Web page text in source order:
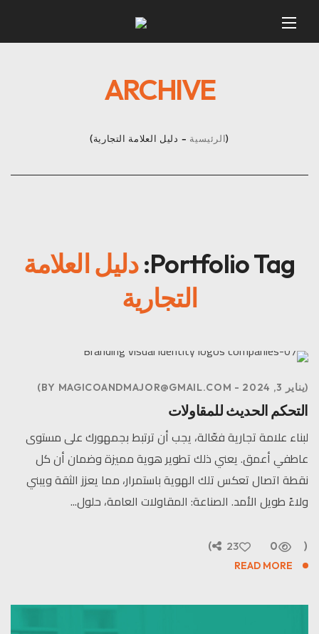
ARCHIVE
الرئيسية دليل العلامة التجارية
Portfolio Tag: دليل العلامة
التجارية
يناير 3, 2024 BY MAGICOANDMAJOR@GMAIL.COM
التحكم الحديث للمقاولات
لبناء علامة تجارية فعّالة، يجب أن ترتبط بجمهورك على مستوى
عاطفي أعمق. يعني ذلك تطوير هوية مميزة وضمان أن كل
نقطة اتصال تعكس تلك الهوية باستمرار، مما يعزز الثقة ويبني
ولاءً طويل الأمد. الصناعة: المقاولات العامة، حلول...
READ MORE
0
23